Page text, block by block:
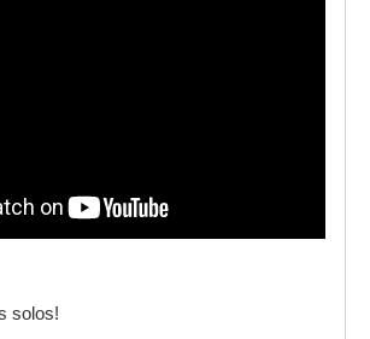
solos!